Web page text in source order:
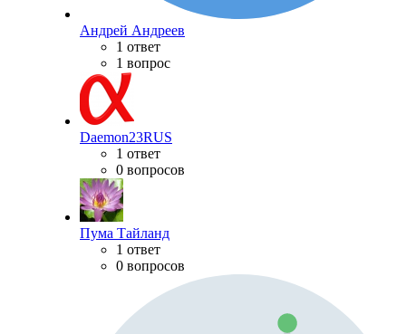
Андрей Андреев
1 ответ
1 вопрос
Daemon23RUS
1 ответ
0 вопросов
Пума Тайланд
1 ответ
0 вопросов